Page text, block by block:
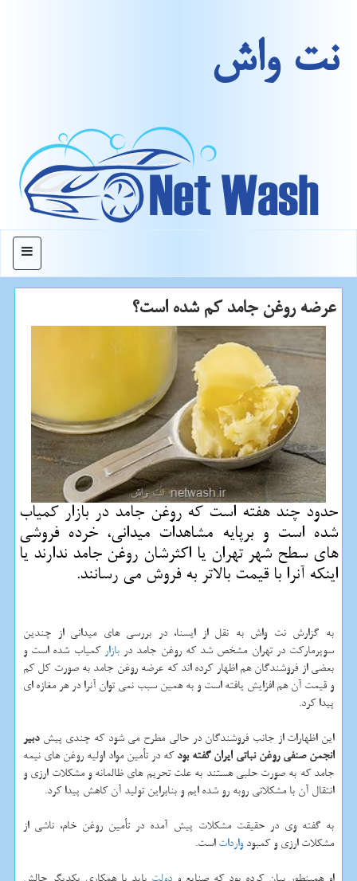
نت واش
منو
عرضه روغن جامد كم شده است؟
حدود چند هفته است كه روغن جامد در بازار كمیاب
شده است و برپایه مشاهدات میدانی، خرده فروشی
های سطح شهر تهران یا اكثرشان روغن جامد ندارند یا
اینكه آنرا با قیمت بالاتر به فروش می رسانند.
به گزارش نت واش به نقل از ایسنا، در بررسی های میدانی از چندین
سوپرمارکت در تهران مشخص شد که روغن جامد دربازار کمیاب شده است و
بعضی از فروشندگان هم اظهار کرده اند که عرضه روغن جامد به صورت کل کم
و قیمت آن هم افزایش یافته است و به همین سبب نمی توان آنرا در هر مغازه ای
پیدا کرد.
این اظهارات از جانب فروشندگان در حالی مطرح می شود که چندی پیش دبیر
انجمن صنفی روغن نباتی ایران گفته بودکه در تأمین مواد اولیه روغن های نیمه
جامد که به صورت حلبی هستند به علت تحریم های ظالمانه و مشکلات ارزی و
انتقال آن با مشکلاتی روبه رو شده ایم و بنابراین تولید آن کاهش پیدا کرد.
به گفته وی در حقیقت مشکلات پیش آمده در تأمین روغن خام، ناشی از
مشکلات ارزی و کمبودوارداتاست.